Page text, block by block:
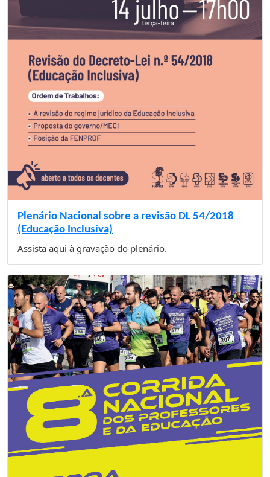
Plenário Nacional sobre a revisão DL 54/2018
(Educação Inclusiva)
Assista aqui à gravação do plenário.